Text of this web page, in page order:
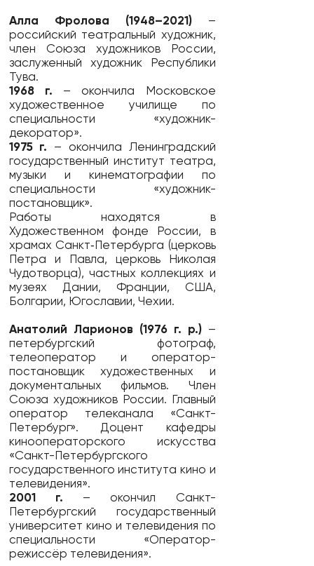
Алла Фролова (1948–2021)–
российский театральный художник,
член Союза художников России,
заслуженный художник Республики
Тува.
1968 г. – окончила Московское
художественное училище по
специальности «художник-
декоратор».
1975 г. – окончила Ленинградский
государственный институт театра,
музыки и кинематографии по
специальности «художник-
постановщик».
Работы находятся в
Художественном фонде России, в
храмах Санкт‑Петербурга (церковь
Петра и Павла, церковь Николая
Чудотворца), частных коллекциях и
музеях Дании, Франции, США,
Болгарии, Югославии, Чехии.
Анатолий Ларионов (1976 г. р.) –
петербургский фотограф,
телеоператор и оператор-
постановщик художественных и
документальных фильмов. Член
Союза художников России. Главный
оператор телеканала «Санкт-
Петербург». Доцент кафедры
кинооператорского искусства
«Санкт-Петербургского
государственного института кино и
телевидения».
2001 г. – окончил Санкт-
Петербургский государственный
университет кино и телевидения по
специальности «Оператор-
режиссёр телевидения».